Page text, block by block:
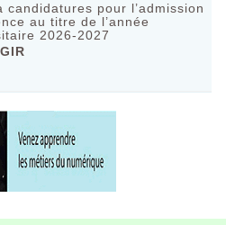
candidatures pour l’admission
au titre de l’année
2026-2027